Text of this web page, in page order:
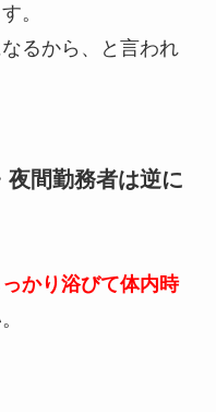
。
るから、と言われ
夜間勤務者は逆に
かり浴びて体内時